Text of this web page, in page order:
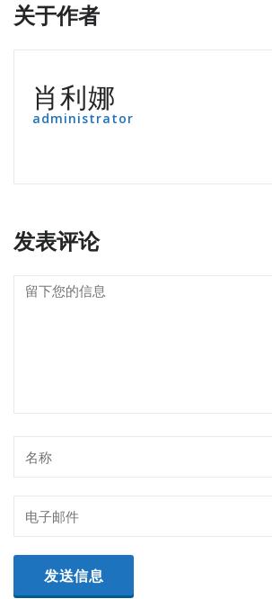
关于作者
肖利娜
administrator
发表评论